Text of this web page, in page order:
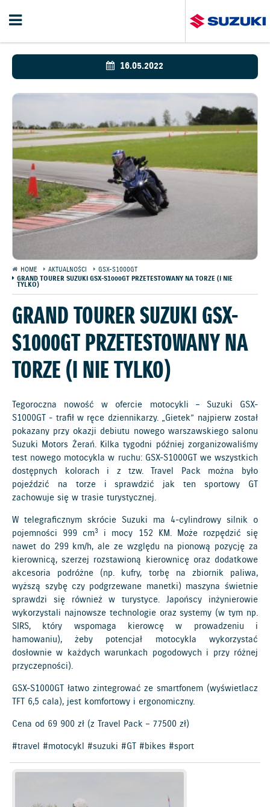
16.05.2022
HOME AKTUALNOŚCI
GSX-S1000GT
GRAND TOURER SUZUKI GSX-S1000GT PRZETESTOWANY NA TORZE (I NIE
TYLKO)
GRAND TOURER SUZUKI GSX-
S1000GT PRZETESTOWANY NA
TORZE (I NIE TYLKO)
Tegoroczna nowość w ofercie motocykli – Suzuki GSX-
S1000GT - trafił w ręce dziennikarzy. „Gietek” najpierw został
pokazany przy okazji debiutu nowego warszawskiego salonu
Suzuki Motors Żerań. Kilka tygodni później zorganizowaliśmy
test nowego motocykla w ruchu: GSX-S1000GT we wszystkich
dostępnych kolorach i z tzw. Travel Pack można było
pojeździć na torze i sprawdzić jak ten sportowy GT
zachowuje się w trasie turystycznej.
W telegraficznym skrócie Suzuki ma 4-cylindrowy silnik o
pojemności 999 cm3
i mocy 152 KM. Może rozpędzić się
nawet do 299 km/h, ale ze względu na pionową pozycję za
kierownicą, szerzej rozstawioną kierownicę oraz dodatkowe
akcesoria podróżne (np. kufry, torbę na zbiornik paliwa,
wyższą szybę czy podgrzewane manetki) maszyna świetnie
sprawdzi się również w turystyce. Japońscy inżynierowie
wykorzystali najnowsze technologie oraz systemy (w tym np.
SIRS, który wspomaga kierowcę w prowadzeniu i
hamowaniu), żeby potencjał motocykla wykorzystać
dosłownie w każdych warunkach pogodowych i przy różnej
przyczepności).
GSX-S1000GT łatwo zintegrować ze smartfonem (wyświetlacz
TFT 6,5 cala), jest komfortowy i ergonomiczny.
Cena od 69 900 zł (z Travel Pack – 77500 zł)
#travel #motocykl #suzuki #GT #bikes #sport